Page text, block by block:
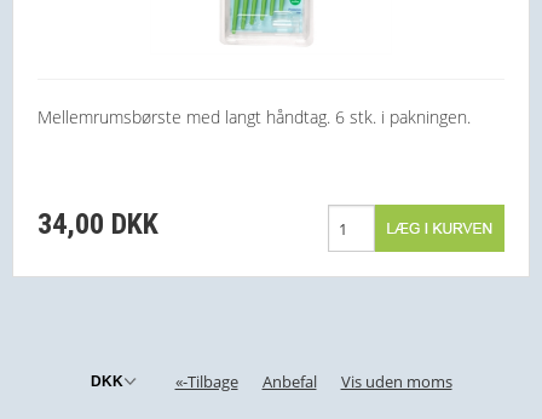
Mellemrumsbørste med langt håndtag. 6 stk. i pakningen.
34,00 DKK
«-Tilbage Anbefal Vis uden moms